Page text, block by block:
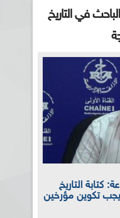
في التاريخ
كتابة التاريخ
تكوين مؤرخين